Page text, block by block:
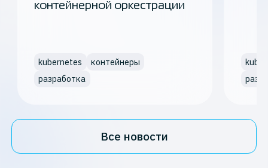
контейнерной оркестрации
kubernetes
контейнеры
разработка
Все новости